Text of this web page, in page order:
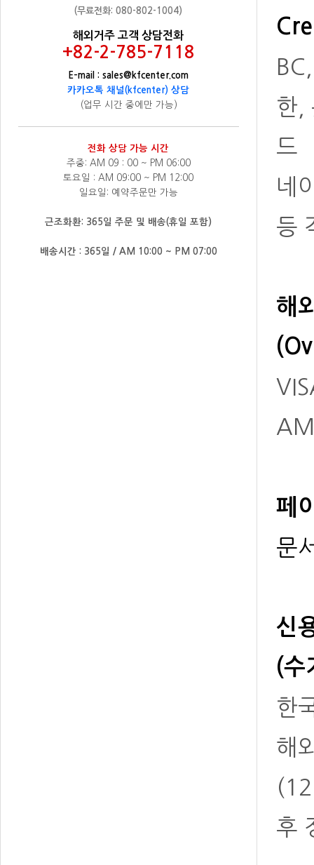
(무료전화: 080-802-1004)
해외거주 고객 상담전화
+82-2-785-7118
E-mail : sales@kfcenter.com
카카오톡 채널(kfcenter) 상담
(업무 시간 중에만 가능)
전화 상담 가능 시간
주중: AM 09 : 00 ~ PM 06:00
토요일 : AM 09:00 ~ PM 12:00
일요일: 예약주문만 가능
근조화환: 365일 주문 및 배송(휴일 포함)
배송시간 : 365일 / AM 10:00 ~ PM 07:00
한,
드
네
등
해
페
문
신
(수
한
해
후